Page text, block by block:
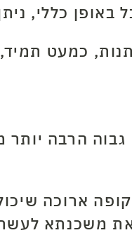
באופן כללי,
כמעט
גבוה הרבה
ארוכה
משכנתא